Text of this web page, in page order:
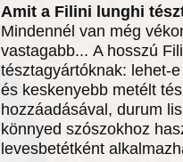
Amit a Filini lunghi
Mindennél van még
vastagabb... A hosszú
tésztagyártóknak: lehet-
és keskenyebb metélt
hozzáadásával, durum
könnyed szószokhoz
levesbetétként